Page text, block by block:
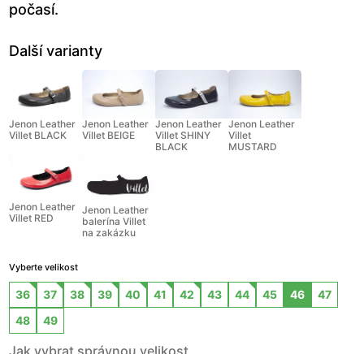
počasí.
Další varianty
Jenon Leather
Villet BLACK
Jenon Leather
Villet BEIGE
Jenon Leather
Villet SHINY
BLACK
Jenon Leather
Villet
MUSTARD
Jenon Leather
Villet RED
Jenon Leather
balerína Villet
na zakázku
Vyberte velikost
36 37 38 39 40 41 42 43 44 45 46
47
48
49
Jak vybrat správnou velikost